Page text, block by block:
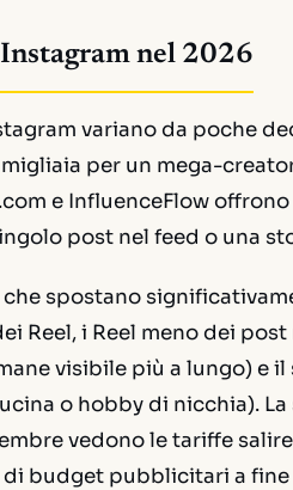
nel 2026
variano da poche
per un mega-
e InfluenceFlow
post nel feed o una
spostano
Reel, i Reel meno dei
visibile più a lungo) e
o hobby di nicchia).
vedono le tariffe
budget pubblicitari a